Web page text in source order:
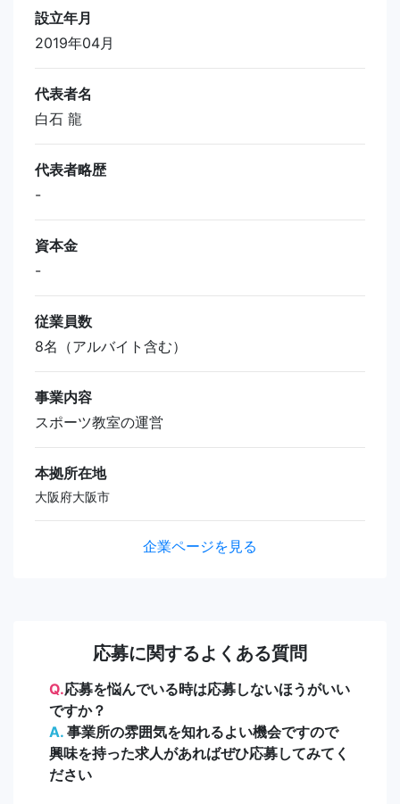
設立年月
2019年04月
代表者名
白石 龍
代表者略歴
-
資本金
-
従業員数
8名（アルバイト含む）
事業内容
スポーツ教室の運営
本拠所在地
大阪府大阪市
企業ページを見る
応募に関するよくある質問
Q.応募を悩んでいる時は応募しないほうがいい
ですか？
A. 事業所の雰囲気を知れるよい機会ですので
興味を持った求人があればぜひ応募してみてく
ださい